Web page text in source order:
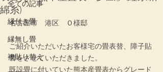
全ての記事
縁付き畳
縁無し畳
襖貼り替え
綿糸)
名古屋市　港区　Ｏ様邸
ご紹介いただいたお客様宅の畳表替、障子貼
替をさせていただきました。
既設畳に付いていた熊本産畳表からグレード